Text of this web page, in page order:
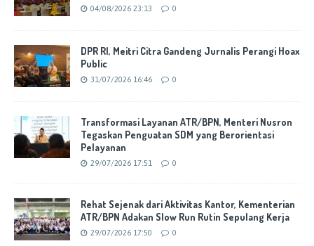
04/08/2026 23:13 0
DPR RI, Meitri Citra Gandeng Jurnalis Perangi Hoax
Public
31/07/2026 16:46 0
Transformasi Layanan ATR/BPN, Menteri Nusron
Tegaskan Penguatan SDM yang Berorientasi
Pelayanan
29/07/2026 17:51 0
Rehat Sejenak dari Aktivitas Kantor, Kementerian
ATR/BPN Adakan Slow Run Rutin Sepulang Kerja
29/07/2026 17:50 0